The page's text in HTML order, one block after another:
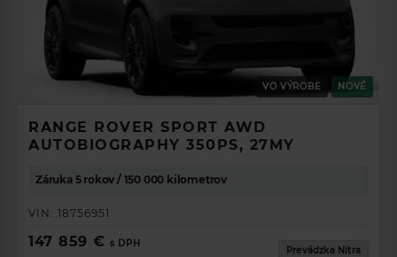
VO VÝROBE NOVÉ
RANGE ROVER SPORT AWD
AUTOBIOGRAPHY 350PS, 27MY
Záruka 5 rokov / 150 000 kilometrov
VIN: 18756951
147 859 € s DPH
Prevádzka Nitra